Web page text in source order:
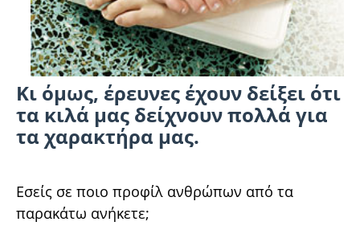
Κι όμως, έρευνες έχουν δείξει ότι
τα κιλά μας δείχνουν πολλά για
τα χαρακτήρα μας.
Εσείς σε ποιο προφίλ ανθρώπων από τα
παρακάτω ανήκετε;